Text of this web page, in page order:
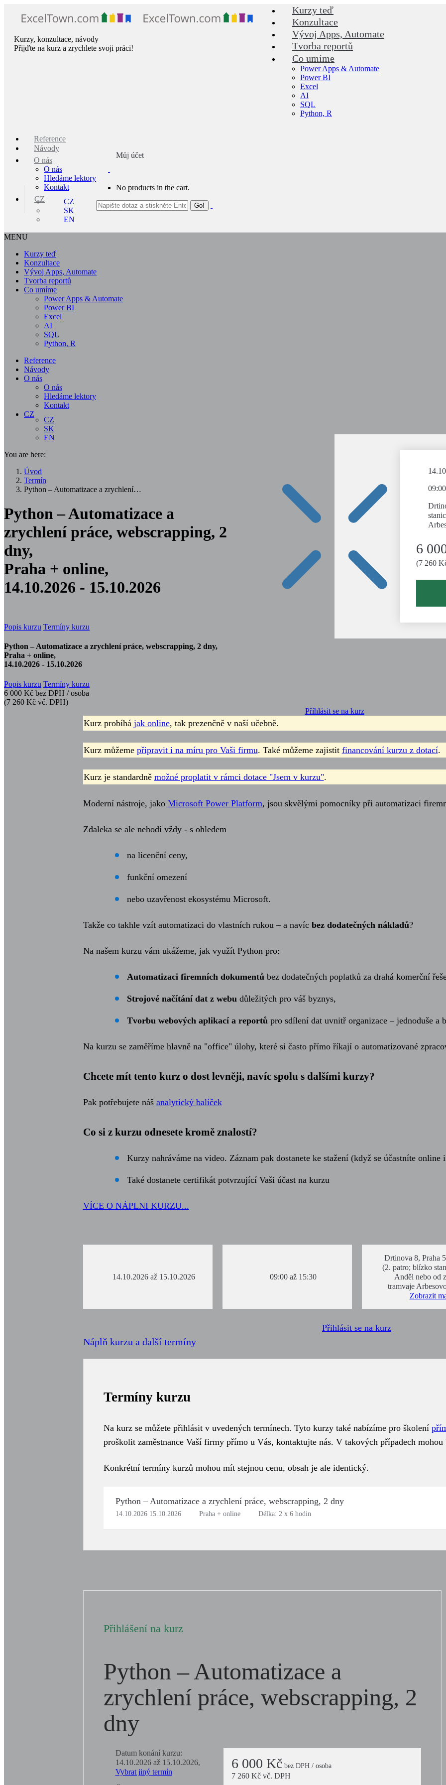
Kurzy, konzultace, návody
Přijďte na kurz a zrychlete svoji práci!
Kurzy teď
Konzultace
Vývoj Apps, Automate
Tvorba reportů
Co umíme
Power Apps & Automate
Power BI
Excel
AI
SQL
Python, R
Reference
Návody
O nás
O nás
Hledáme lektory
Kontakt
CZ
CZ
SK
EN
Můj účet
No products in the cart.
MENU
Kurzy teď
Konzultace
Vývoj Apps, Automate
Tvorba reportů
Co umíme
Power Apps & Automate
Power BI
Excel
AI
SQL
Python, R
Reference
Návody
O nás
O nás
Hledáme lektory
Kontakt
CZ
CZ
SK
EN
You are here:
Úvod
Termín
Python – Automatizace a zrychlení…
Python – Automatizace a
zrychlení práce, webscrapping, 2
dny,
Praha + online,
14.10.2026 - 15.10.2026
6
(7 260
Popis kurzu Termíny kurzu
Python – Automatizace a zrychlení práce, webscrapping, 2 dny,
Praha + online,
14.10.2026 - 15.10.2026
Popis kurzu Termíny kurzu
6 000 Kč bez DPH / osoba
(7 260 Kč vč. DPH)
Příhlásit se na kurz
Kurz probíhá jak online, tak prezenčně v naší učebně.
Kurz můžeme připravit i na míru pro Vaši firmu. Také můžeme zajistit financování kurzu z dotací.
Kurz je standardně možné proplatit v rámci dotace "Jsem v kurzu".
Moderní nástroje, jako Microsoft Power Platform, jsou skvělými pomocníky při automatizaci
Zdaleka se ale nehodí vždy - s ohledem
na licenční ceny,
funkční omezení
nebo uzavřenost ekosystému Microsoft.
Takže co takhle vzít automatizaci do vlastních rukou – a navíc bez dodatečných nákladů?
Na našem kurzu vám ukážeme, jak využít Python pro:
Automatizaci firemních dokumentů bez dodatečných poplatků za drahá komerční
Strojové načítání dat z webu důležitých pro váš byznys,
Tvorbu webových aplikací a reportů pro sdílení dat uvnitř organizace – jednoduše a
Na kurzu se zaměříme hlavně na "office" úlohy, které si často přímo říkají o automatizované
Chcete mít tento kurz o dost levněji, navíc spolu s dalšími kurzy?
Pak potřebujete náš analytický balíček
Co si z kurzu odnesete kromě znalostí?
Kurzy nahráváme na video. Záznam pak dostanete ke stažení (když se účastníte online
Také dostanete certifikát potvrzující Vaši účast na kurzu
VÍCE O NÁPLNI KURZU...
14.10.2026 až 15.10.2026 09:00 až 15:30
Drtinova 8, Praha
(2. patro; blízko
Anděl nebo od
tramvaje
Zobrazit
Přihlásit se na kurz
Náplň kurzu a další termíny
Termíny kurzu
Na kurz se můžete přihlásit v uvedených termínech. Tyto kurzy také nabízíme pro školení
proškolit zaměstnance Vaší firmy přímo u Vás, kontaktujte nás. V takových případech
Konkrétní termíny kurzů mohou mít stejnou cenu, obsah je ale identický.
Python – Automatizace a zrychlení práce, webscrapping, 2 dny
14.10.2026 15.10.2026 Praha + online Délka: 2 x 6 hodin
Přihlášení na kurz
Python – Automatizace a
zrychlení práce, webscrapping, 2
dny
Datum konání kurzu:
14.10.2026 až 15.10.2026,
Vybrat jiný termín
6 000 Kčbez DPH / osoba
7 260 Kč vč. DPH